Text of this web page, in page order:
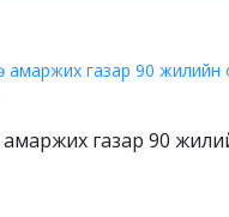
амаржих газар 90